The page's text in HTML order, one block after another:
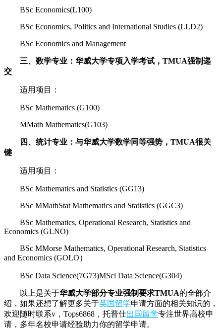
BSc Economics(L100)
BSc Economics, Politics and International Studies (LLD2)
BSc Economics and Management
三、数学专业：华威大学专项入学考试，TMUA强制递
交
适用项目：
BSc Mathematics (G100)
MMath Mathematics(G103)
四、统计专业：与华威大学数学同等强势，TMUA很关
键
适用项目：
BSc Mathematics and Statistics (GG13)
BSc MMathStat Mathematics and Statistics (GGC3)
BSc Mathematics, Operational Research, Statistics and
Economics (GLNO)
BSc MMorse Mathematics, Operational Research, Statistics
and Economics (GOLO）
BSc Data Science(7G73)MSci Data Science(G304)
以上是关于华威大学部分专业强制要求TMUA的全部介
绍，如果还想了解更多关于英国留学申请方面的相关知识的，
欢迎随时联系v，Tops6868，托普仕出国留学专注世界高校申
请，多年名校申请经验助力你的留学申请。